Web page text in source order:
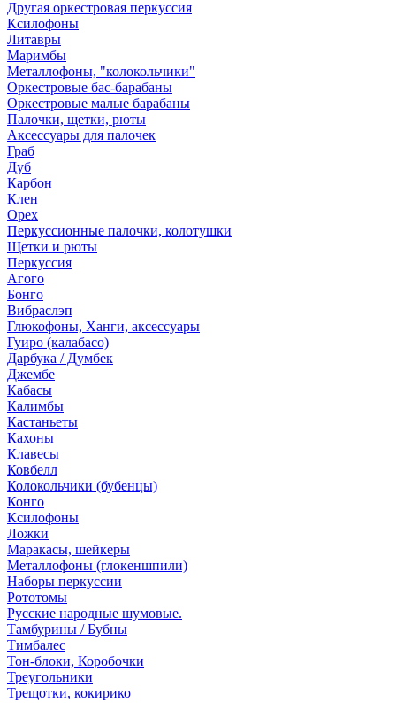
Другая оркестровая перкуссия
Ксилофоны
Литавры
Маримбы
Металлофоны, "колокольчики"
Оркестровые бас-барабаны
Оркестровые малые барабаны
Палочки, щетки, рюты
Аксессуары для палочек
Граб
Дуб
Карбон
Клен
Орех
Перкуссионные палочки, колотушки
Щетки и рюты
Перкуссия
Агого
Бонго
Вибраслэп
Глюкофоны, Ханги, аксессуары
Гуиро (калабасо)
Дарбука / Думбек
Джембе
Кабасы
Калимбы
Кастаньеты
Кахоны
Клавесы
Ковбелл
Колокольчики (бубенцы)
Конго
Ксилофоны
Ложки
Маракасы, шейкеры
Металлофоны (глокеншпили)
Наборы перкуссии
Рототомы
Русские народные шумовые.
Тамбурины / Бубны
Тимбалес
Тон-блоки, Коробочки
Треугольники
Трещотки, кокирико